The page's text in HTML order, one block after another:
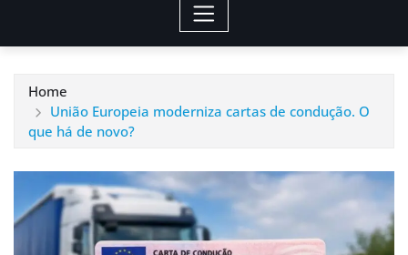
Home
União Europeia moderniza cartas de condução. O
que há de novo?